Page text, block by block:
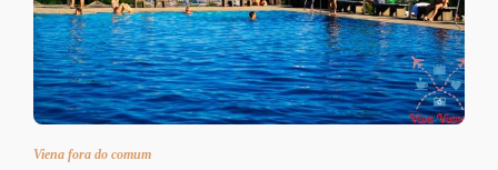
Viena fora do comum